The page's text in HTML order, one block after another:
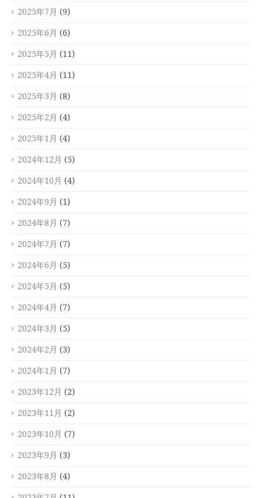
2025年7月 (9)
2025年6月 (6)
2025年5月 (11)
2025年4月 (11)
2025年3月 (8)
2025年2月 (4)
2025年1月 (4)
2024年12月 (5)
2024年10月 (4)
2024年9月 (1)
2024年8月 (7)
2024年7月 (7)
2024年6月 (5)
2024年5月 (5)
2024年4月 (7)
2024年3月 (5)
2024年2月 (3)
2024年1月 (7)
2023年12月 (2)
2023年11月 (2)
2023年10月 (7)
2023年9月 (3)
2023年8月 (4)